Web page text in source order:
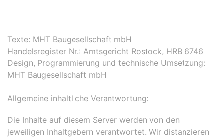
Texte: MHT Baugesellschaft mbH
Handelsregister Nr.: Amtsgericht Rostock, HRB 6746
Design, Programmierung und technische Umsetzung:
MHT Baugesellschaft mbH
Allgemeine inhaltliche Verantwortung:
Die Inhalte auf diesem Server werden von den
jeweiligen Inhaltgebern verantwortet. Wir distanzieren